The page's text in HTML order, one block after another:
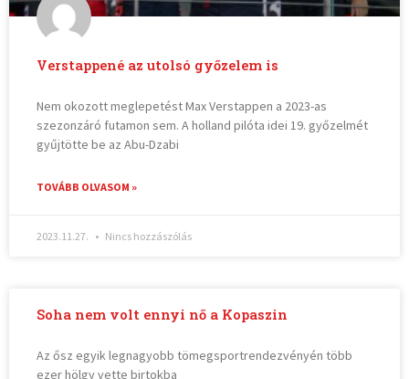
Verstappené az utolsó győzelem is
Nem okozott meglepetést Max Verstappen a 2023-as
szezonzáró futamon sem. A holland pilóta idei 19. győzelmét
gyűjtötte be az Abu-Dzabi
TOVÁBB OLVASOM »
2023.11.27. Nincs hozzászólás
Soha nem volt ennyi nő a Kopaszin
Az ősz egyik legnagyobb tömegsportrendezvényén több
ezer hölgy vette birtokba